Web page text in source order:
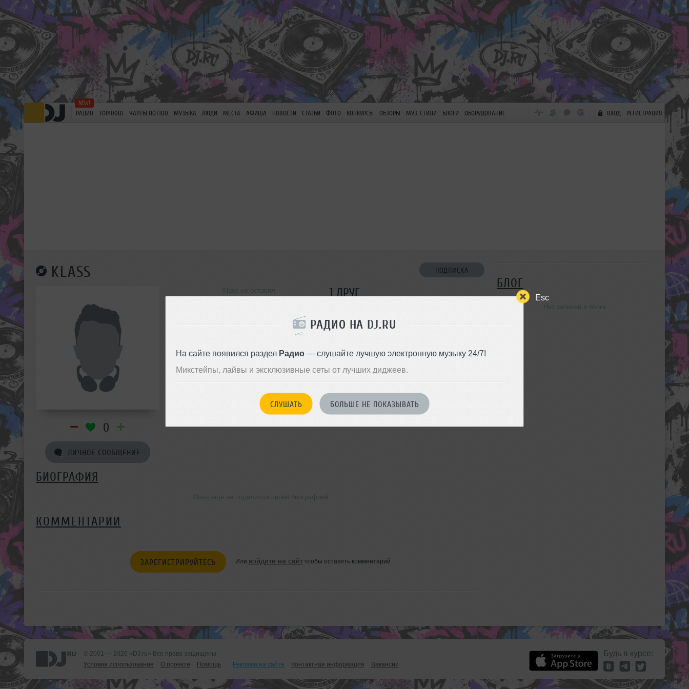
Esc
РАДИО НА DJ.RU
На сайте появился раздел Радио— слушайте лучшую электронную музыку 24/7!
Микстейпы, лайвы и эксклюзивные сеты от лучших диджеев.
СЛУШАТЬ БОЛЬШЕ НЕ ПОКАЗЫВАТЬ
РАДИО TOP100DJ ЧАРТЫ HOT100 МУЗЫКА ЛЮДИ МЕСТА АФИША НОВОСТИ СТАТЬИ ФОТО КОНКУРСЫ ОБЗОРЫ МУЗ. СТИЛИ БЛОГИ ОБОРУДОВАНИЕ ВХОД РЕГИСТРАЦИЯ
KLASS ПОДПИСКА
0
ЛИЧНОЕ СООБЩЕНИЕ
1 ДРУГ
ДОБАВИТЬ В ДРУЗЬЯ
БИОГРАФИЯ
КОММЕНТАРИИ
ЗАРЕГИСТРИРУЙТЕСЬ Или войдите на сайтчтобы оставить комментарий
БЛОГ
© 2001 — 2026 «DJ.ru» Все права защищены.
Условия использования
О проекте Помощь Реклама на сайте Контактная информация Вакансии
Будь в курсе: